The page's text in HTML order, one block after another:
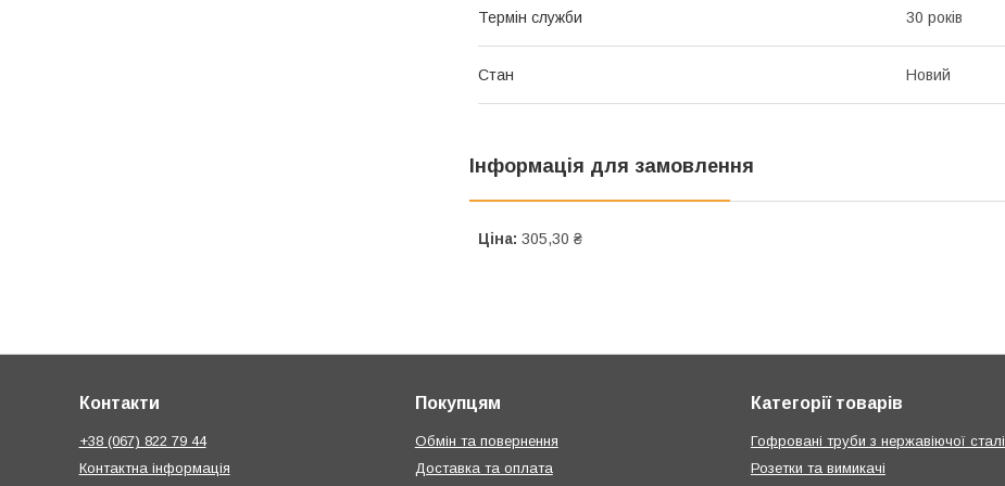
Термін служби 30 років
Стан Новий
Інформація для замовлення
Ціна: 305,30 ₴
Контакти
+38 (067) 822 79 44
Контактна інформація
Покупцям
Обмін та повернення
Доставка та оплата
Категорії товарів
Гофровані труби з нержавіючої сталі
Розетки та вимикачі